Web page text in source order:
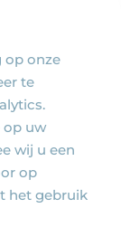
op onze
te
op uw
wij u een
op
het gebruik